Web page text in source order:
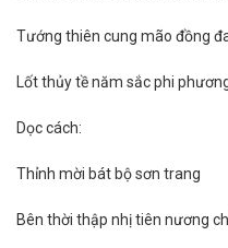
Tướng thiên cung mão đồng
Lốt thủy tề năm sắc phi
Dọc cách:
Thỉnh mời bát bộ sơn trang
Bên thời thập nhị tiên nương